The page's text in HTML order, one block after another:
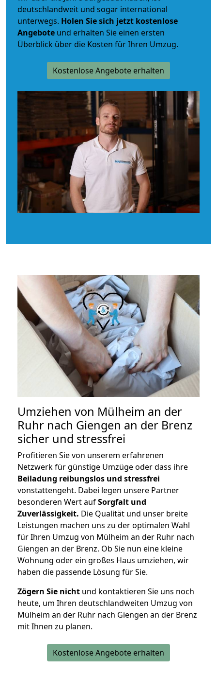
deutschlandweit und sogar international
unterwegs. Holen Sie sich jetzt kostenlose
Angebote und erhalten Sie einen ersten
Überblick über die Kosten für Ihren Umzug.
Kostenlose Angebote erhalten
Umziehen von Mülheim an der
Ruhr nach Giengen an der Brenz
sicher und stressfrei
Profitieren Sie von unserem erfahrenen
Netzwerk für günstige Umzüge oder dass ihre
Beiladung reibungslos und stressfrei
vonstattengeht. Dabei legen unsere Partner
besonderen Wert aufSorgfalt und
Zuverlässigkeit. Die Qualität und unser breite
Leistungen machen uns zu der optimalen Wahl
für Ihren Umzug von Mülheim an der Ruhr nach
Giengen an der Brenz. Ob Sie nun eine kleine
Wohnung oder ein großes Haus umziehen, wir
haben die passende Lösung für Sie.
Zögern Sie nicht und kontaktieren Sie uns noch
heute, um Ihren deutschlandweiten Umzug von
Mülheim an der Ruhr nach Giengen an der Brenz
mit Ihnen zu planen.
Kostenlose Angebote erhalten